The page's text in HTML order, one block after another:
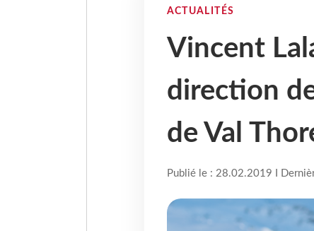
ACTUALITÉS
Vincent
direction
de Val
Publié le : 28.02.2019 I